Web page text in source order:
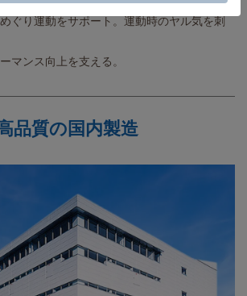
ぐり運動をサポート。運動時のヤル気を刺
マンス向上を支える。
品質の国内製造